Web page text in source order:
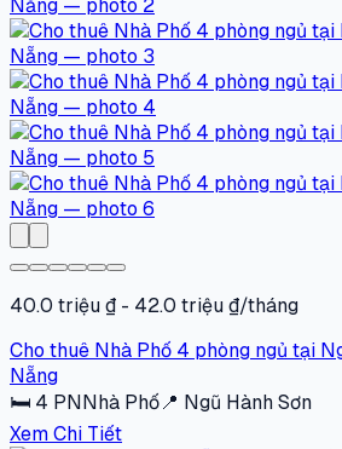
40.0 triệu ₫ - 42.0 triệu ₫/tháng
Cho thuê Nhà Phố 4 phòng ngủ tại
Nẵng
🛏 4 PNNhà Phố📍 Ngũ Hành Sơn
Xem Chi Tiết